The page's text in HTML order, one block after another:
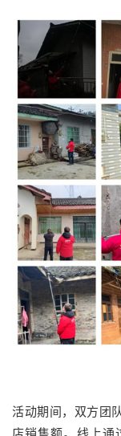
活动期间，双方团
店销售额。线上通